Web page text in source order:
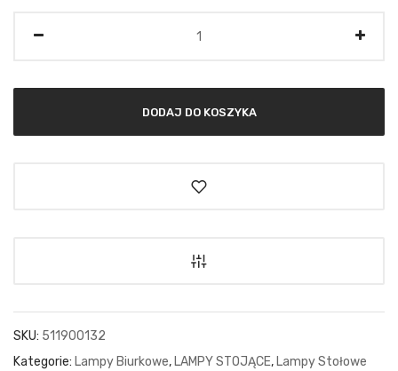
DODAJ DO KOSZYKA
SKU: 511900132
Kategorie: Lampy Biurkowe, LAMPY STOJĄCE, Lampy Stołowe